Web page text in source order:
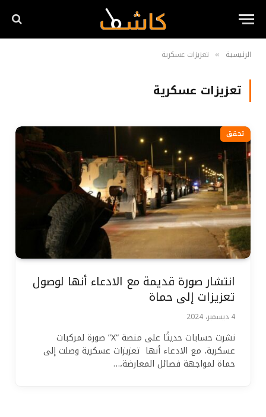
الرئيسية » تعزيزات عسكرية
تعزيزات عسكرية
تحقق
انتشار صورة قديمة مع الادعاء أنها لوصول
تعزيزات إلى حماة
4 ديسمبر، 2024
نشرت حسابات حديثًا على منصة “X” صورة لمركبات
عسكرية، مع الادعاء أنها تعزيزات عسكرية وصلت إلى
حماة لمواجهة فصائل المعارضة،…